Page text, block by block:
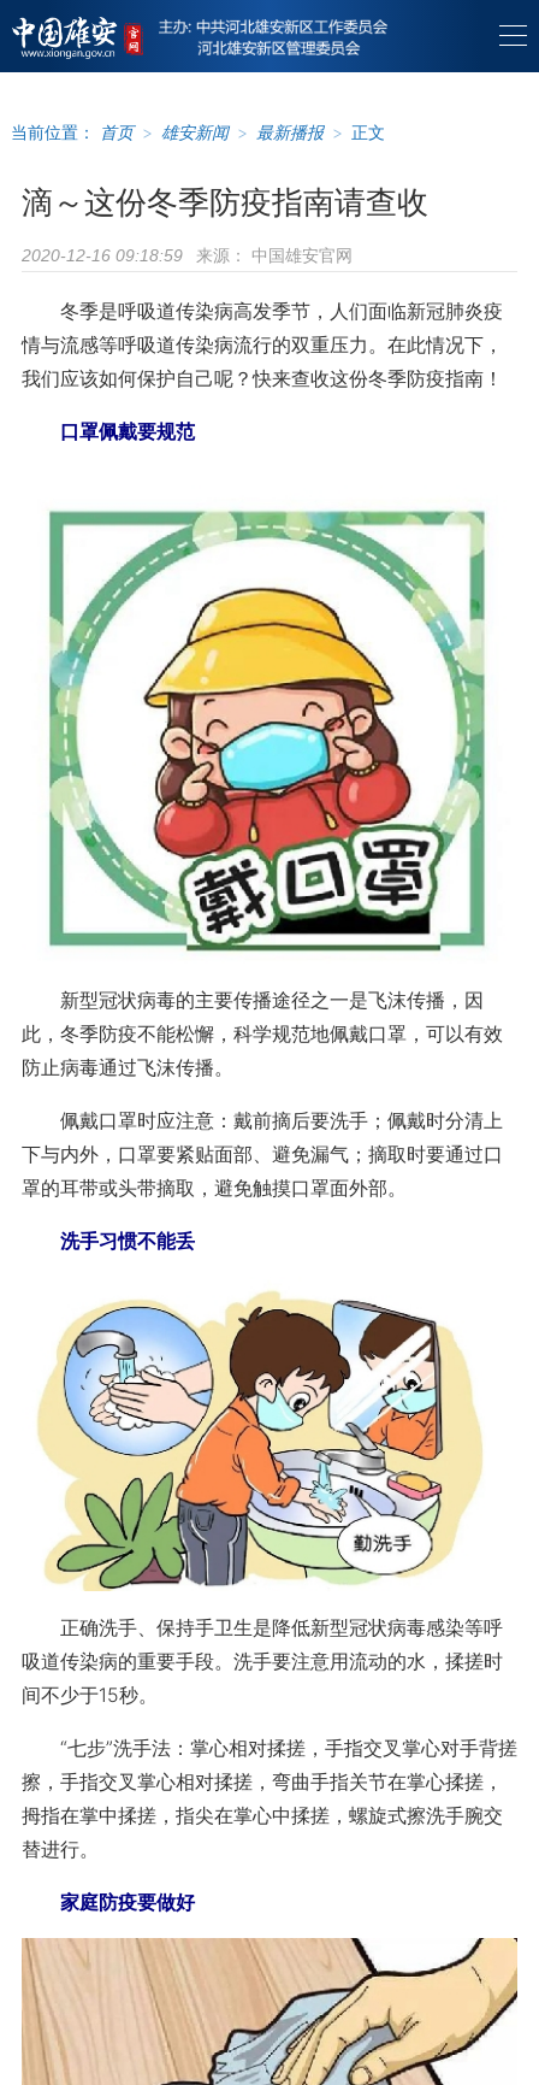
当前位置： 首页 > 雄安新闻 > 最新播报 > 正文
滴～这份冬季防疫指南请查收
2020-12-16 09:18:59 来源： 中国雄安官网
冬季是呼吸道传染病高发季节，人们面临新冠肺炎疫
情与流感等呼吸道传染病流行的双重压力。在此情况下，
我们应该如何保护自己呢？快来查收这份冬季防疫指南！
口罩佩戴要规范
新型冠状病毒的主要传播途径之一是飞沫传播，因
此，冬季防疫不能松懈，科学规范地佩戴口罩，可以有效
防止病毒通过飞沫传播。
佩戴口罩时应注意：戴前摘后要洗手；佩戴时分清上
下与内外，口罩要紧贴面部、避免漏气；摘取时要通过口
罩的耳带或头带摘取，避免触摸口罩面外部。
洗手习惯不能丢
正确洗手、保持手卫生是降低新型冠状病毒感染等呼
吸道传染病的重要手段。洗手要注意用流动的水，揉搓时
间不少于15秒。
“七步”洗手法：掌心相对揉搓，手指交叉掌心对手背搓
擦，手指交叉掌心相对揉搓，弯曲手指关节在掌心揉搓，
拇指在掌中揉搓，指尖在掌心中揉搓，螺旋式擦洗手腕交
替进行。
家庭防疫要做好